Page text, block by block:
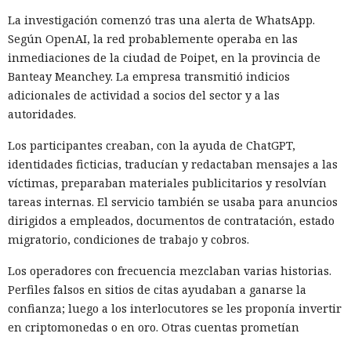
La investigación comenzó tras una alerta de WhatsApp.
Según OpenAI, la red probablemente operaba en las
inmediaciones de la ciudad de Poipet, en la provincia de
Banteay Meanchey. La empresa transmitió indicios
adicionales de actividad a socios del sector y a las
autoridades.
Los participantes creaban, con la ayuda de ChatGPT,
identidades ficticias, traducían y redactaban mensajes a las
víctimas, preparaban materiales publicitarios y resolvían
tareas internas. El servicio también se usaba para anuncios
dirigidos a empleados, documentos de contratación, estado
migratorio, condiciones de trabajo y cobros.
Los operadores con frecuencia mezclaban varias historias.
Perfiles falsos en sitios de citas ayudaban a ganarse la
confianza; luego a los interlocutores se les proponía invertir
en criptomonedas o en oro. Otras cuentas prometían